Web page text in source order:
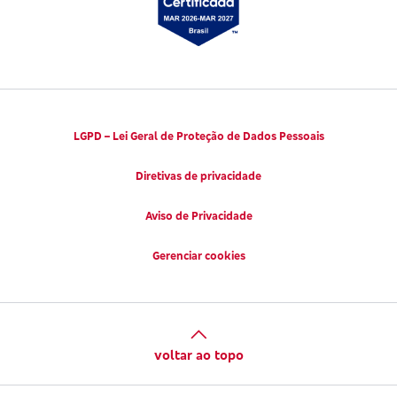
LGPD – Lei Geral de Proteção de Dados Pessoais
Diretivas de privacidade
Aviso de Privacidade
Gerenciar cookies
voltar ao topo